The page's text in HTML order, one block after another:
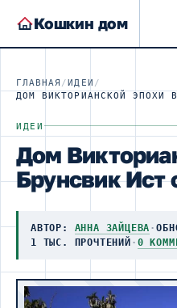
Кошкин дом
ГЛАВНАЯ /ИДЕИ /
ИДЕИ
Дом
Брунсвик Ист
АВТОР: АННА ЗАЙЦЕВА ·
1 ТЫС. ПРОЧТЕНИЙ · 0